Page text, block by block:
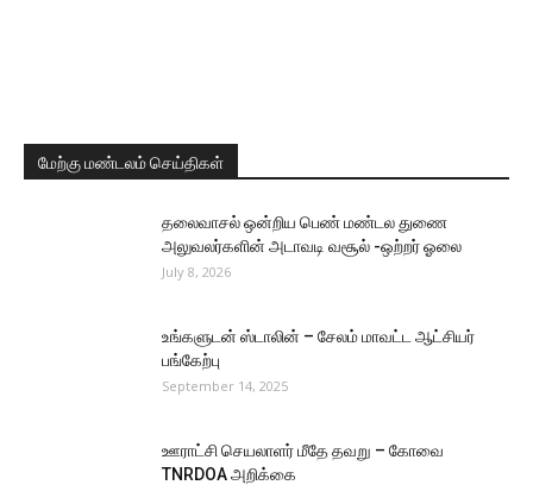
மேற்கு மண்டலம் செய்திகள்
தலைவாசல் ஒன்றிய பெண் மண்டல துணை
அலுவலர்களின் அடாவடி வசூல் -ஒற்றர் ஓலை
July 8, 2026
உங்களுடன் ஸ்டாலின் – சேலம் மாவட்ட ஆட்சியர்
பங்கேற்பு
September 14, 2025
ஊராட்சி செயலாளர் மீதே தவறு – கோவை
TNRDOA அறிக்கை